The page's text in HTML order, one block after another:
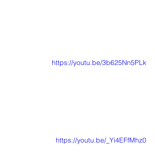
https://youtu.be/3b625Nn5PLk
https://youtu.be/_Yi4EFfMhz0